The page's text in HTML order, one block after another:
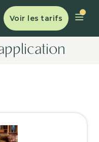
Voir les tarifs